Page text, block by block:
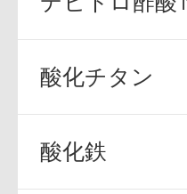
酸化チタン
酸化鉄